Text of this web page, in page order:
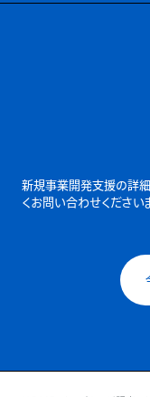
新規事業開発支援の詳細
くお問い合わせください